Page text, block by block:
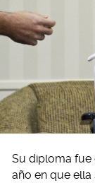
Su diploma fue
año en que